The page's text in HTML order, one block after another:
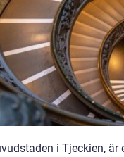
i Tjeckien,